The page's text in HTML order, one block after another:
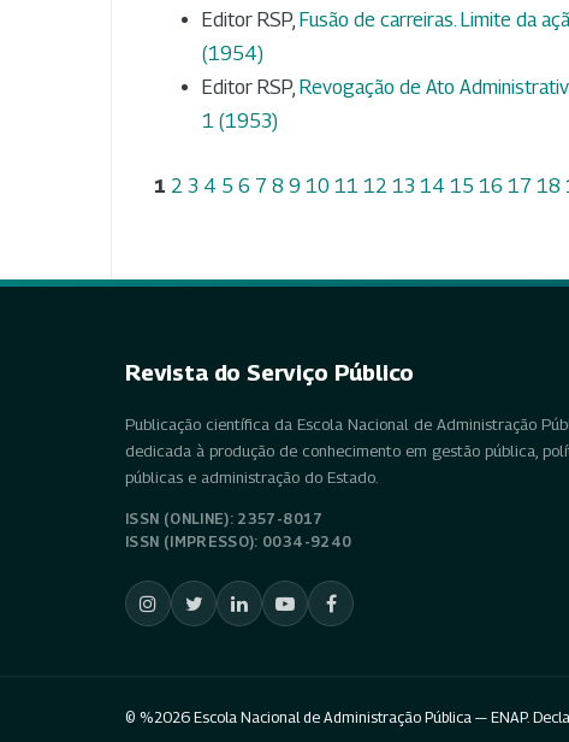
Editor RSP, Fusão de carreiras. Limite da
(1954)
Editor RSP, Revogação de Ato
1 (1953)
1 2 3 4 5 6 7 8 9 10 11 12 13 14 15 16 17 18
Revista do Serviço Público
Publicação científica da Escola Nacional de Administração
dedicada à produção de conhecimento em gestão pública,
públicas e administração do Estado.
ISSN (ONLINE): 2357-8017
ISSN (IMPRESSO): 0034-9240
© %2026 Escola Nacional de Administração Pública — ENAP.